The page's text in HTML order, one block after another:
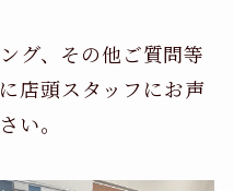
グ、その他ご質問等
店頭スタッフにお声
い。